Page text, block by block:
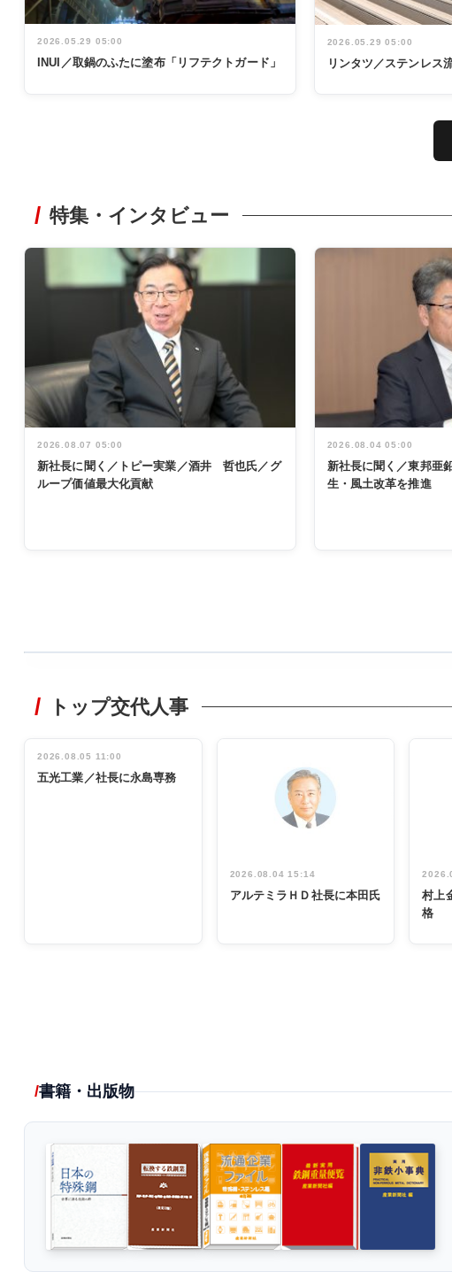
2026.05.29 05:00
INUI／取鍋のふたに塗布「リフテクトガード」
2026.05.29 05:00
リンタツ／ステンレス
特集・インタビュー
2026.08.07 05:00
新社長に聞く／トピー実業／酒井 哲也氏／グ
ループ価値最大化貢献
2026.08.04 05:00
新社長に聞く／東邦
生・風土改革を推進
非鉄業界で
管理職編
インタビュ
ー／社内ア
INTERVIEW
トップ交代人事
2026.08.05 11:00
五光工業／社長に永島専務
2026.08.04 15:14
アルテミラＨＤ社長に本田氏
村上
格
書籍・出版物